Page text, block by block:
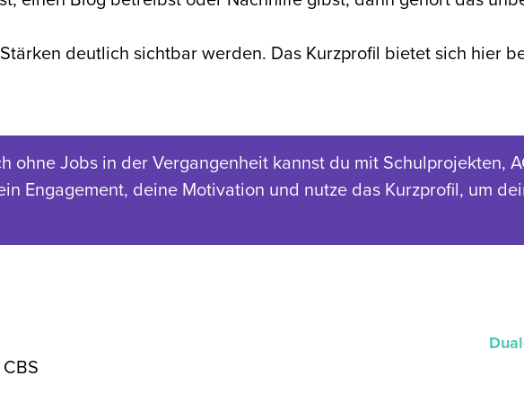
deutlich sichtbar werden. Das Kurzprofil bietet sich hier
ohne Jobs in der Vergangenheit kannst du mit Schulprojekten,
Engagement, deine Motivation und nutze das Kurzprofil, um